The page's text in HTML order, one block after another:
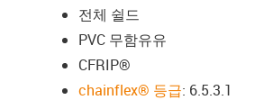
전체 쉴드
PVC 무함유유
CFRIP®
chainflex® 등급: 6.5.3.1